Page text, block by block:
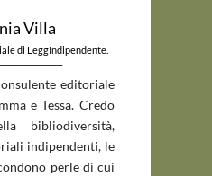
Villa
di LeggIndipendente.
editoriale
e Tessa. Credo
bibliodiversità,
indipendenti, le
perle di cui